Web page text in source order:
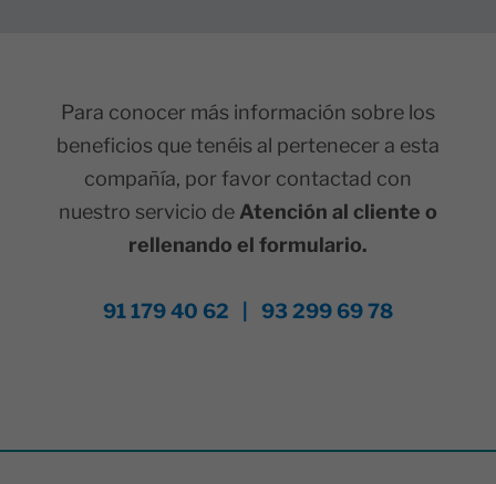
Para conocer más información sobre los
beneficios que tenéis al pertenecer a esta
compañía, por favor contactad con
nuestro servicio de Atención al cliente o
rellenando el formulario.
91 179 40 62 | 93 299 69 78